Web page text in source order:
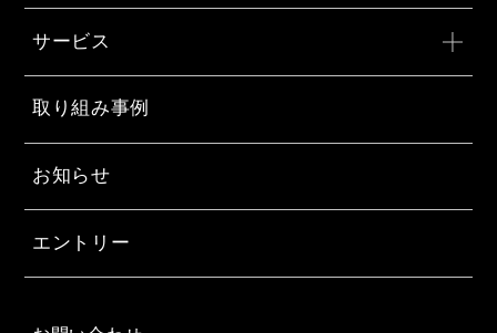
サービス
取り組み事例
お知らせ
エントリー